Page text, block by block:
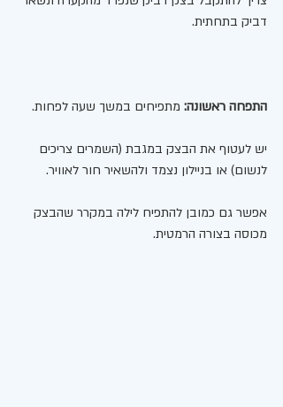
דביק בתחתית.
התפחה ראשונה: מתפיחים במשך שעה לפחות.
יש לעטוף את הבצק במגבת (השמרים צריכים
לנשום) או בניילון נצמד ולהשאיר חור לאוויר.
אפשר גם כמובן להתפיח לילה במקרר שהבצק
מכוסה בצורה הרמטית.